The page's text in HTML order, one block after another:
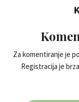
Za komentiranje je
Registracija je